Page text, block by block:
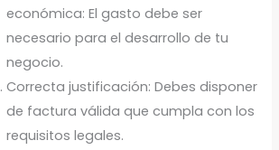
económica: El gasto debe ser
necesario para el desarrollo de tu
negocio.
Correcta justificación: Debes disponer
de factura válida que cumpla con los
requisitos legales.